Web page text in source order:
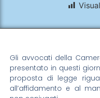
Gli avvocati della
presentato in questi
proposta di legge
all’affidamento e al